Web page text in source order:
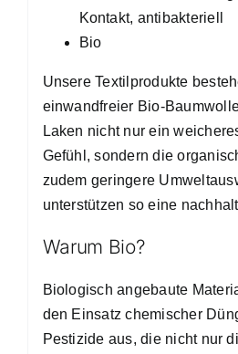
Kontakt, antibakteriell
Bio
Unsere Textilprodukte
einwandfreier Bio-
Laken nicht nur ein
Gefühl, sondern die
zudem geringere
unterstützen so eine
Warum Bio?
Biologisch angebaute
den Einsatz chemischer
Pestizide aus, die nicht nur